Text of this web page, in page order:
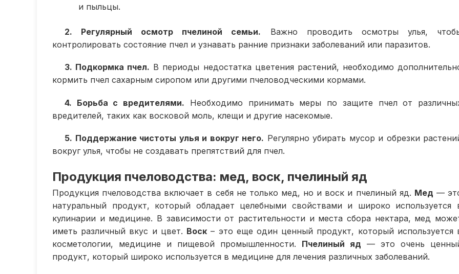
и пыльцы.
2. Регулярный осмотр пчелиной семьи. Важно проводить осмотры улья,
контролировать состояние пчел и узнавать ранние признаки заболеваний или паразитов.
3. Подкормка пчел. В периоды недостатка цветения растений, необходимо
кормить пчел сахарным сиропом или другими пчеловодческими кормами.
4. Борьба с вредителями. Необходимо принимать меры по защите пчел от
вредителей, таких как восковой моль, клещи и другие насекомые.
5. Поддержание чистоты улья и вокруг него. Регулярно убирать мусор и обрезки
вокруг улья, чтобы не создавать препятствий для пчел.
Продукция пчеловодства: мед, воск, пчелиный яд
Продукция пчеловодства включает в себя не только мед, но и воск и пчелиный яд. Мед —
натуральный продукт, который обладает целебными свойствами и широко используется
кулинарии и медицине. В зависимости от растительности и места сбора нектара, мед
иметь различный вкус и цвет. Воск – это еще один ценный продукт, который используется
косметологии, медицине и пищевой промышленности. Пчелиный яд — это очень
продукт, который широко используется в медицине для лечения различных заболеваний.